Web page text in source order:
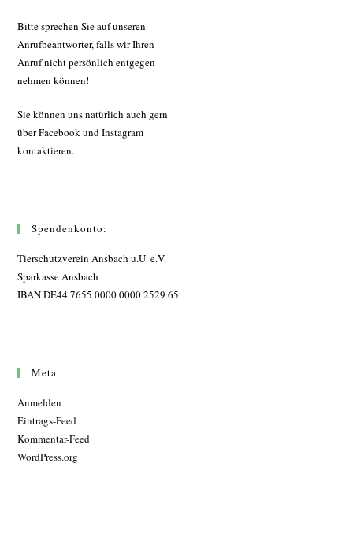
Bitte sprechen Sie auf unseren
Anrufbeantworter, falls wir Ihren
Anruf nicht persönlich entgegen
nehmen können!
Sie können uns natürlich auch gern
über Facebook und Instagram
kontaktieren.
Spendenkonto:
Tierschutzverein Ansbach u.U. e.V.
Sparkasse Ansbach
IBAN DE44 7655 0000 0000 2529 65
Meta
Anmelden
Eintrags-Feed
Kommentar-Feed
WordPress.org